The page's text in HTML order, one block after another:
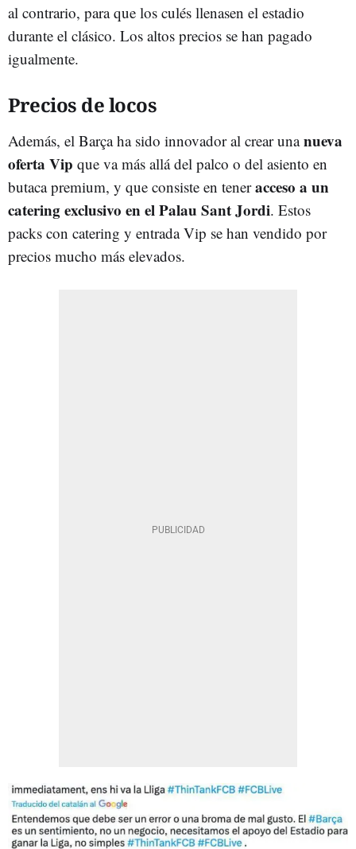
al contrario, para que los culés llenasen el estadio
durante el clásico. Los altos precios se han pagado
igualmente.
Precios de locos
Además, el Barça ha sido innovador al crear unanueva
oferta Vip que va más allá del palco o del asiento en
butaca premium, y que consiste en teneracceso a un
catering exclusivo en el Palau Sant Jordi. Estos
packs con catering y entrada Vip se han vendido por
precios mucho más elevados.